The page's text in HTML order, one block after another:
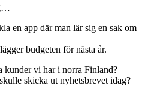
en app där man lär sig en sak om
budgeten för nästa år.
kunder vi har i norra Finland?
skicka ut nyhetsbrevet idag?